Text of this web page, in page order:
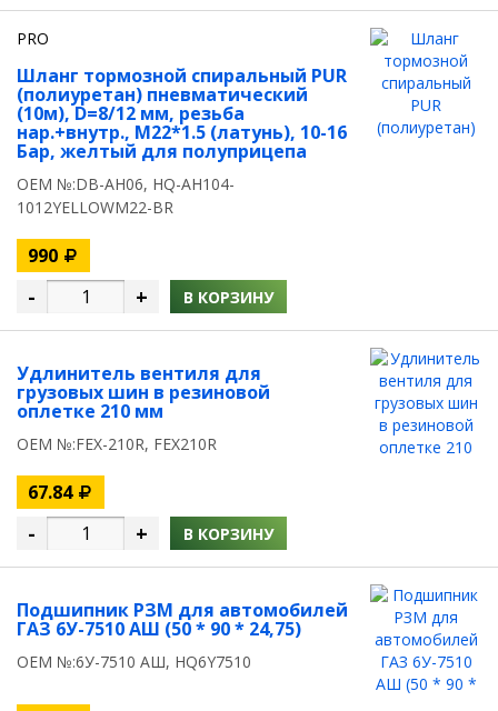
PRO
Шланг тормозной спиральный PUR
(полиуретан) пневматический
(10м), D=8/12 мм, резьба
нар.+внутр., M22*1.5 (латунь), 10-16
Бар, желтый для полуприцепа
OEM №:DB-AH06, HQ-AH104-
1012YELLOWM22-BR
990
- + В КОРЗИНУ
Удлинитель вентиля для
грузовых шин в резиновой
оплетке 210 мм
OEM №:FЕХ-210R, FЕХ210R
67.84
- + В КОРЗИНУ
Подшипник РЗМ для автомобилей
ГАЗ 6У-7510 АШ (50 * 90 * 24,75)
OEM №:6У-7510 АШ, HQ6Y7510